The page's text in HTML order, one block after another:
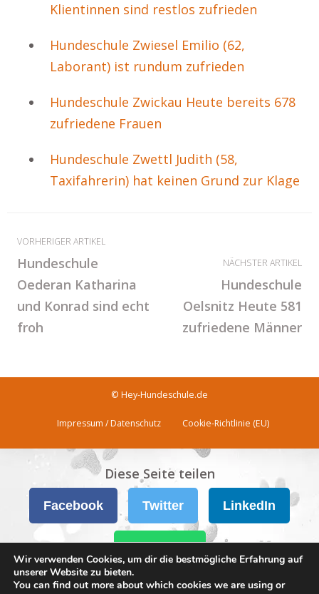
Klientinnen sind restlos zufrieden
Hundeschule Zwiesel Emilio (62,
Laborant) ist rundum zufrieden
Hundeschule Zwickau Heute bereits 678
zufriedene Frauen
Hundeschule Zwettl Judith (58,
Taxifahrerin) hat keinen Grund zur Klage
VORHERIGER ARTIKEL
Hundeschule
Oederan Katharina
und Konrad sind echt
froh
NÄCHSTER ARTIKEL
Hundeschule
Oelsnitz Heute 581
zufriedene Männer
© Hey-Hundeschule.de
Impressum / Datenschutz Cookie-Richtlinie (EU)
Wir verwenden Cookies, um dir die bestmögliche Erfahrung auf
unserer Website zu bieten.
You can find out more about which cookies we are using or
Diese Seite teilen
Facebook Twitter LinkedIn